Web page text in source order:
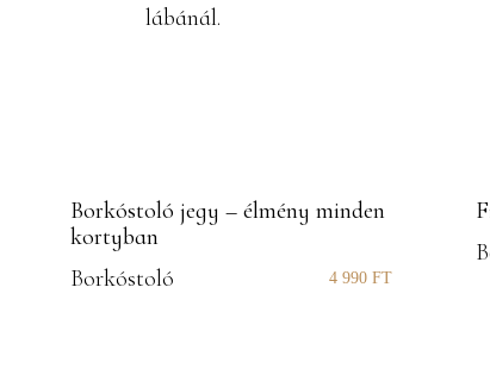
Borkóstoló jegy – élmény minden
kortyban
Borkóstoló
4 990 FT